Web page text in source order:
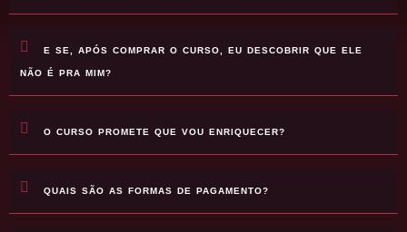
E SE, APÓS COMPRAR O CURSO, EU DESCOBRIR QUE ELE
NÃO É PRA MIM?
O CURSO PROMETE QUE VOU ENRIQUECER?
QUAIS SÃO AS FORMAS DE PAGAMENTO?